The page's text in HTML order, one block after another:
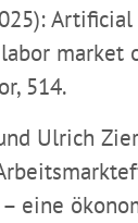
Artificial
market
514.
Ulrich
eine